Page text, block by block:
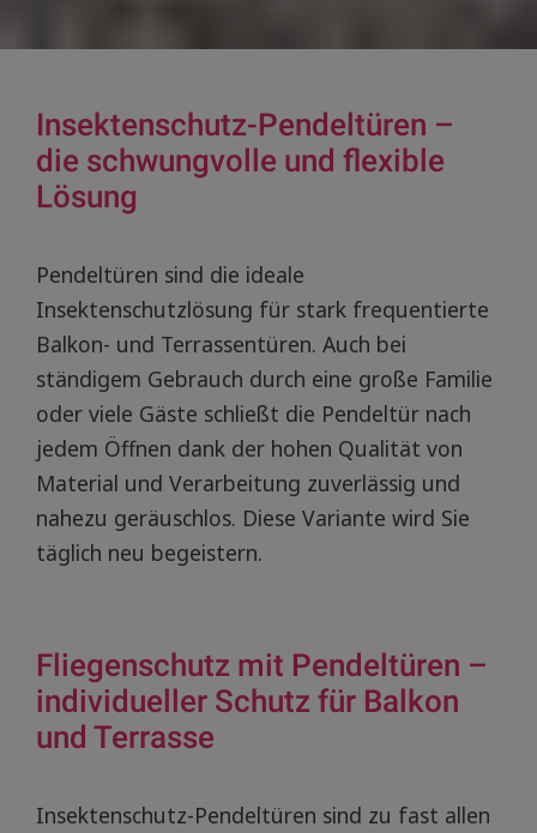
Insektenschutz-Pendeltüren –
die schwungvolle und flexible
Lösung
Pendeltüren sind die ideale
Insektenschutzlösung für stark frequentierte
Balkon- und Terrassentüren. Auch bei
ständigem Gebrauch durch eine große Familie
oder viele Gäste schließt die Pendeltür nach
jedem Öffnen dank der hohen Qualität von
Material und Verarbeitung zuverlässig und
nahezu geräuschlos. Diese Variante wird Sie
täglich neu begeistern.
Fliegenschutz mit Pendeltüren –
individueller Schutz für Balkon
und Terrasse
Insektenschutz-Pendeltüren sind zu fast allen